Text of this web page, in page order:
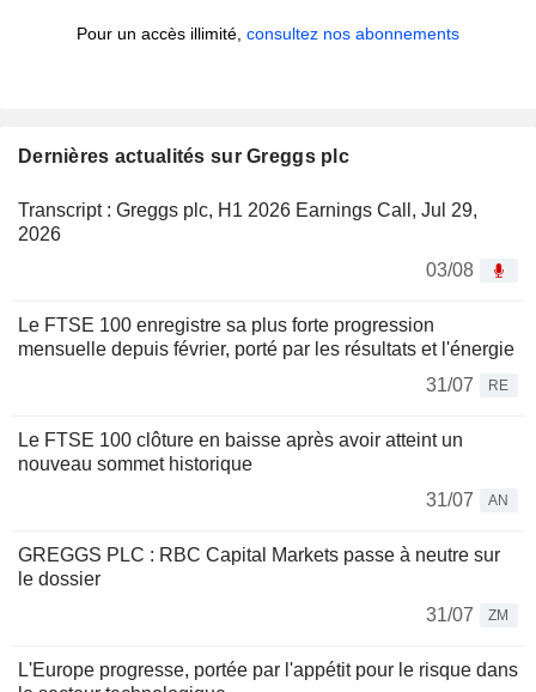
Pour un accès illimité, consultez nos abonnements
Dernières actualités sur Greggs plc
Transcript : Greggs plc, H1 2026 Earnings Call, Jul 29,
2026
03/08
Le FTSE 100 enregistre sa plus forte progression
mensuelle depuis février, porté par les résultats et l'énergie
31/07
RE
Le FTSE 100 clôture en baisse après avoir atteint un
nouveau sommet historique
31/07
AN
GREGGS PLC : RBC Capital Markets passe à neutre sur
le dossier
31/07
ZM
L'Europe progresse, portée par l'appétit pour le risque dans